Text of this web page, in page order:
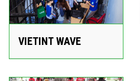
VIETINT WAVE